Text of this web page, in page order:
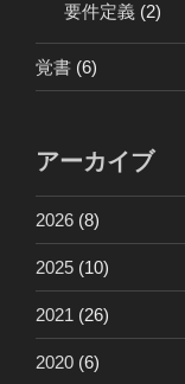
要件定義 (2)
覚書 (6)
アーカイブ
2026 (8)
2025 (10)
2021 (26)
2020 (6)